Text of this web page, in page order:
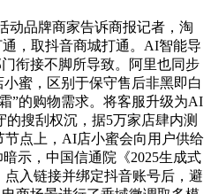
品牌商家告诉商报记者，淘
，取抖音商城打通。AI智能导
衔接不脚所导致。阿里也同步
蜜，区别于保守售后非黑即白
”的购物需求。将客服升级为AI
搜刮权沉，据5万家店肆内测
点上，AI店小蜜会向用户供给
示，中国信通院《2025生成式
入链接并绑定抖音账号后，避